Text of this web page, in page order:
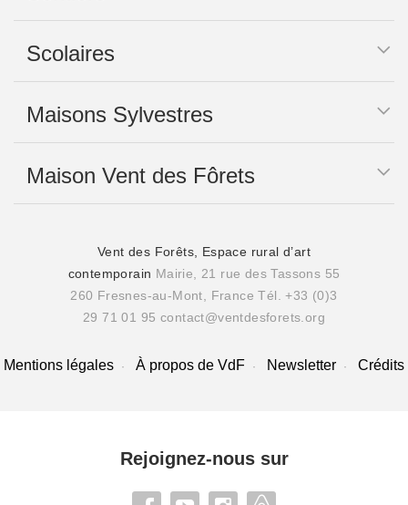
Scolaires
Maisons Sylvestres
Maison Vent des Fôrets
Vent des Forêts, Espace rural d’art
contemporain Mairie, 21 rue des Tassons 55
260 Fresnes-au-Mont, France Tél. +33 (0)3
29 71 01 95 contact@ventdesforets.org
Mentions légales À propos de VdF Newsletter Crédits
Rejoignez-nous sur